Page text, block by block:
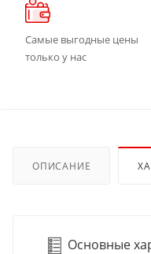
Самые выгодные цены
только у нас
ОПИСАНИЕ
Основные